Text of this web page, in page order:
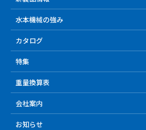
水本機械の強み
カタログ
特集
重量換算表
会社案内
お知らせ